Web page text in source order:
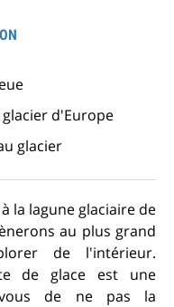
d'Europe
glacier
la lagune glaciaire de
au plus grand
de l'intérieur.
de glace est une
vous de ne pas la